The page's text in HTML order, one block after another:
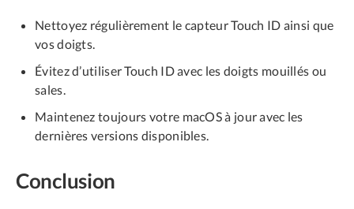
Nettoyez régulièrement le capteur Touch ID ainsi que
vos doigts.
Évitez d’utiliser Touch ID avec les doigts mouillés ou
sales.
Maintenez toujours votre macOS à jour avec les
dernières versions disponibles.
Conclusion